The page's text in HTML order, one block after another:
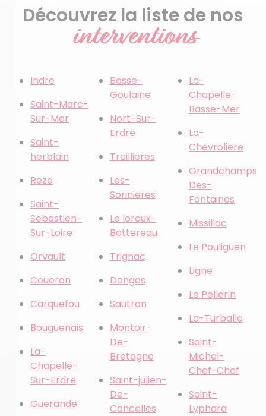
Découvrez la liste de nos
interventions
Indre
Saint-Marc-
Sur-Mer
Saint-
herblain
Reze
Saint-
Sebastien-
Sur-Loire
Orvault
Coueron
Carquefou
Bouguenais
La-
Chapelle-
Sur-Erdre
Guerande
Basse-
Goulaine
Nort-Sur-
Erdre
Treillieres
Les-
Sorinieres
Le loroux-
Bottereau
Trignac
Donges
Sautron
Montoir-
De-
Bretagne
Saint-julien-
De-
Concelles
La-
Chapelle-
Basse-Mer
La-
Chevroliere
Grandchamps-
Des-
Fontaines
Missillac
Le Pouliguen
Ligne
Le Pellerin
La-Turballe
Saint-
Michel-
Chef-Chef
Saint-
Lyphard